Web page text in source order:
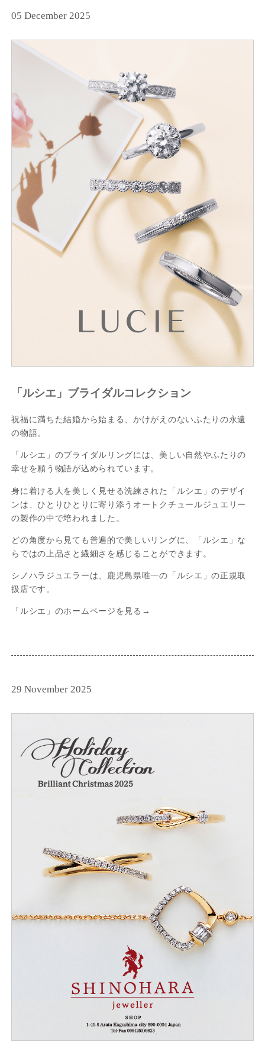
05 December 2025
「ルシエ」ブライダルコレクション
祝福に満ちた結婚から始まる、かけがえのないふたりの永遠
の物語。
「ルシエ」のブライダルリングには、美しい自然やふたりの
幸せを願う物語が込められています。
身に着ける人を美しく見せる洗練された「ルシエ」のデザイ
ンは、ひとりひとりに寄り添うオートクチュールジュエリー
の製作の中で培われました。
どの角度から見ても普遍的で美しいリングに、「ルシエ」な
らではの上品さと繊細さを感じることができます。
シノハラジュエラーは、鹿児島県唯一の「ルシエ」の正規取
扱店です。
「ルシエ」のホームページを見る→
29 November 2025